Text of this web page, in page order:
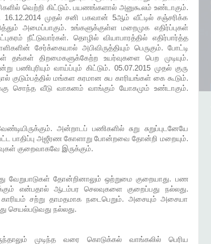
வெற்றி கிட்டும். பயணங்களால் அனுகூலம் உண்டாகும்.
முதல் சனி பகவான் 5ஆம் வீட்டில் சஞ்சரிக்க
அமைப்பாகும். உங்களுக்குள்ள மறைமுக எதிர்ப்புகள்
நீட்டுவார்கள். தொழில் வியாபாரத்தில் எதிர்பார்த்த
சேர்க்கையால் அபிவிருத்தியும் பெருகும். போட்டி
தங்கள் திறமைகளுக்கேற்ற உயர்வுகளை பெற முடியும்.
பணிபுரியும் வாய்ப்பும் கிட்டும். 05.07.2015 முதல் குரு
மங்கள கரமான சுப காரியங்கள் கை கூடும்.
சொந்த வீடு வாகனம் வாங்கும் யோகமும் உண்டாகும்.
அன்றாடப் பணிகளில் சுறு சுறுப்புடனேயே
பாதிப்பு அஜீரண கோளாறு போன்றவை தோன்றி மறையும்.
குறைவாகவே இருக்கும்.
வேறுபாடுகள் தோன்றினாலும் ஒற்றுமை குறையாது. பண
என்பதால் ஆடம்பர செலவுகளை குறைப்பது நல்லது.
சற்று தாமதமாக நடைபெறும். அசையும் அசையா
செயல்படுவது நல்லது.
முடிந்த வரை கொடுக்கல் வாங்கலில் பெரிய